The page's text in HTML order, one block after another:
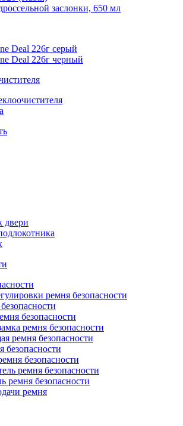
заслонки, 650 мл
Deal 226г серый
Deal 226г черный
двери
ремня безопасности
безопасности
ремня безопасности
ремня безопасности
безопасности
безопасности
ремня безопасности
ремня безопасности
ремня